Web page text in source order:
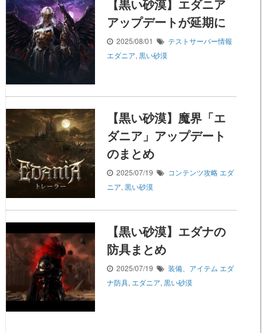
【黒い砂漠】エダニア
アップデートが延期に
2025/08/01
テストサーバー情報
エダニア, 黒い砂漠
【黒い砂漠】魔界「エ
ダニア」アップデート
のまとめ
2025/07/19 コンテンツ攻略 エダ
ニア, 黒い砂漠
【黒い砂漠】エダナの
防具まとめ
2025/07/19 装備、アイテム エダ
ナ防具, エダニア, 黒い砂漠